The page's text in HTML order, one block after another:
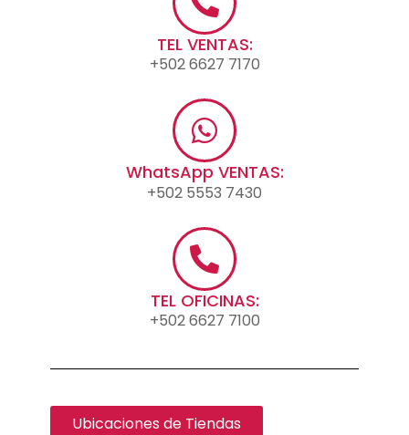
TEL VENTAS:
+502 6627 7170
WhatsApp VENTAS:
+502 5553 7430
TEL OFICINAS:
+502 6627 7100
Ubicaciones de Tiendas